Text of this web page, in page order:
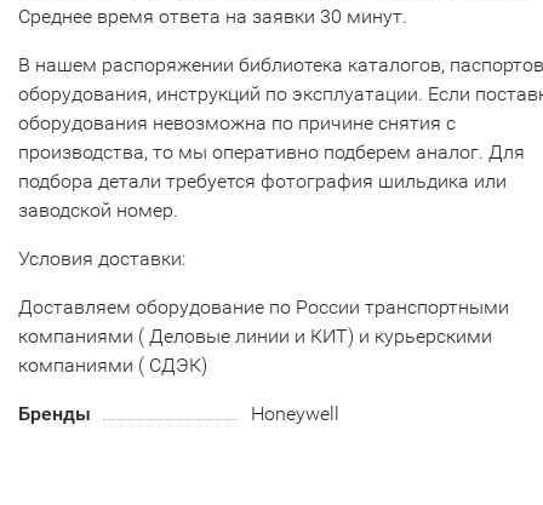
Среднее время ответа на заявки 30 минут.
В нашем распоряжении библиотека каталогов, паспортов
оборудования, инструкций по эксплуатации. Если
оборудования невозможна по причине снятия с
производства, то мы оперативно подберем аналог. Для
подбора детали требуется фотография шильдика или
заводской номер.
Условия доставки:
Доставляем оборудование по России транспортными
компаниями ( Деловые линии и КИТ) и курьерскими
компаниями ( СДЭК)
Бренды Honeywell